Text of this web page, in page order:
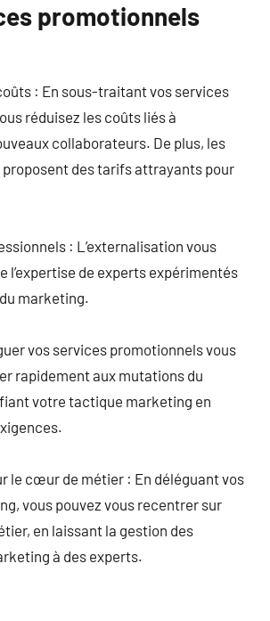
promotionnels
: En sous-traitant vos services
réduisez les coûts liés à
collaborateurs. De plus, les
des tarifs attrayants pour
: L’externalisation vous
l’expertise de experts expérimentés
marketing.
vos services promotionnels vous
rapidement aux mutations du
votre tactique marketing en
le cœur de métier : En déléguant vos
vous pouvez vous recentrer sur
en laissant la gestion des
à des experts.